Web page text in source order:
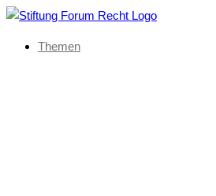
Themen